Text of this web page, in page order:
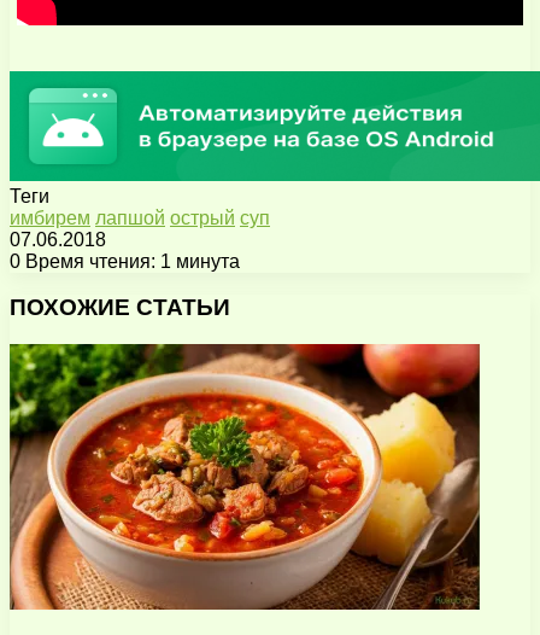
Теги
имбирем лапшой острый суп
07.06.2018
0 Время чтения: 1 минута
через
почту
ПОХОЖИЕ СТАТЬИ